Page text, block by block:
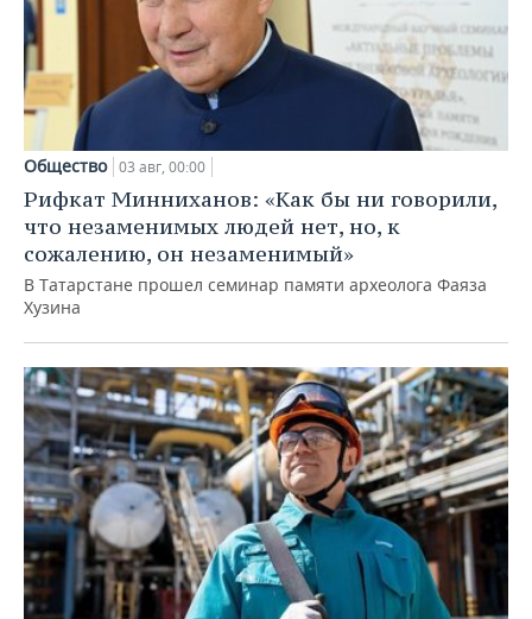
Общество 03 авг, 00:00
Рифкат Минниханов: «Как бы ни говорили,
что незаменимых людей нет, но, к
сожалению, он незаменимый»
В Татарстане прошел семинар памяти археолога Фаяза
Хузина